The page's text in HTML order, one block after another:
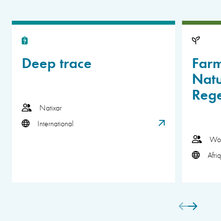
Deep trace
Natixar
International